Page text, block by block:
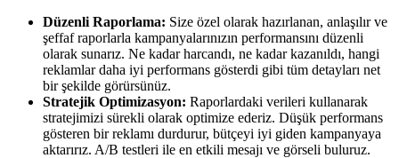
Düzenli Raporlama: Size özel olarak hazırlanan, anlaşılır ve
şeffaf raporlarla kampanyalarınızın performansını düzenli
olarak sunarız. Ne kadar harcandı, ne kadar kazanıldı, hangi
reklamlar daha iyi performans gösterdi gibi tüm detayları net
bir şekilde görürsünüz.
Stratejik Optimizasyon: Raporlardaki verileri kullanarak
stratejimizi sürekli olarak optimize ederiz. Düşük performans
gösteren bir reklamı durdurur, bütçeyi iyi giden kampanyaya
aktarırız. A/B testleri ile en etkili mesajı ve görseli buluruz.